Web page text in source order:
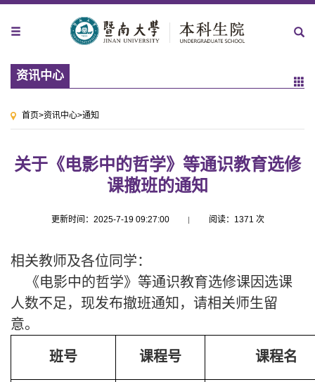
资讯中心
首页>资讯中心>通知
关于《电影中的哲学》等通识教育选修
课撤班的通知
更新时间：2025-7-19 09:27:00 阅读： 1371 次
相关教师及各位同学：
《电影中的哲学》等通识教育选修课因选课
人数不足，现发布撤班通知，请相关师生留
意。
班号 课程号 课程名